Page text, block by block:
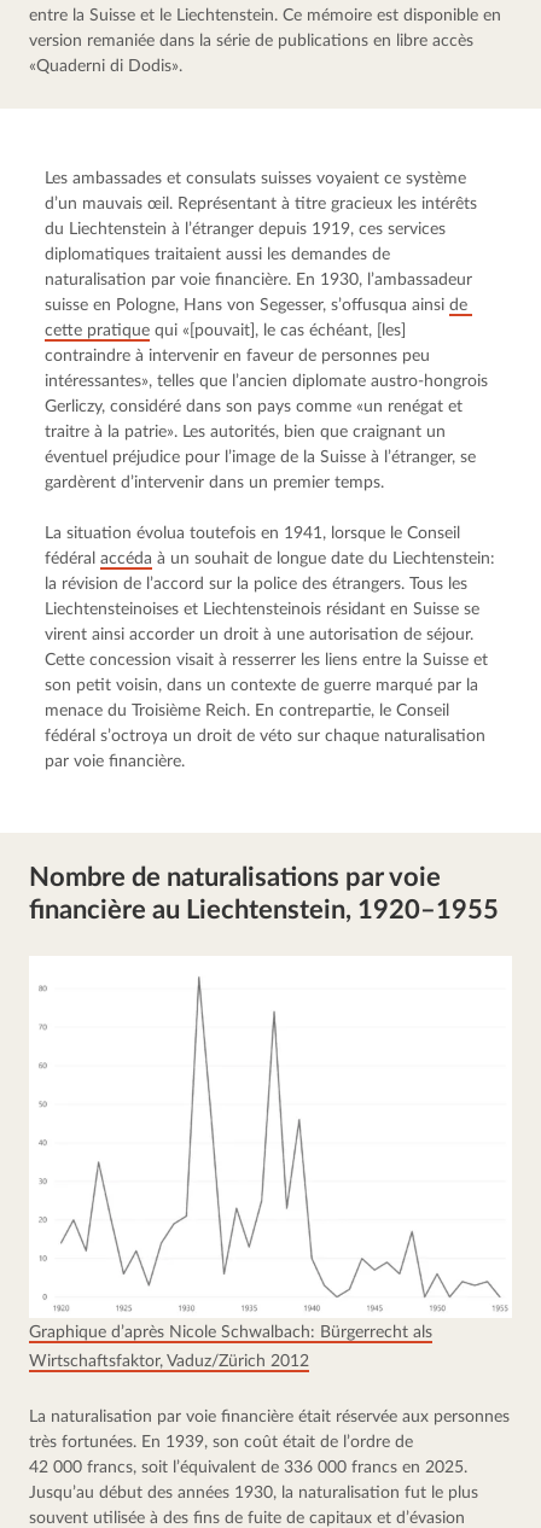
entre la Suisse et le Liechtenstein. Ce mémoire est disponible en
version remaniée dans la série de publications en libre accès
«Quaderni di Dodis».
Les ambassades et consulats suisses voyaient ce système
d’un mauvais œil. Représentant à titre gracieux les intérêts
du Liechtenstein à l’étranger depuis 1919, ces services
diplomatiques traitaient aussi les demandes de
naturalisation par voie financière. En 1930, l’ambassadeur
suisse en Pologne, Hans von Segesser, s’offusqua ainsi de
cette pratique qui «[pouvait], le cas échéant, [les]
contraindre à intervenir en faveur de personnes peu
intéressantes», telles que l’ancien diplomate austro-hongrois
Gerliczy, considéré dans son pays comme «un renégat et
traitre à la patrie». Les autorités, bien que craignant un
éventuel préjudice pour l’image de la Suisse à l’étranger, se
gardèrent d’intervenir dans un premier temps.
La situation évolua toutefois en 1941, lorsque le Conseil
fédéral accéda à un souhait de longue date du Liechtenstein:
la révision de l’accord sur la police des étrangers. Tous les
Liechtensteinoises et Liechtensteinois résidant en Suisse se
virent ainsi accorder un droit à une autorisation de séjour.
Cette concession visait à resserrer les liens entre la Suisse et
son petit voisin, dans un contexte de guerre marqué par la
menace du Troisième Reich. En contrepartie, le Conseil
fédéral s’octroya un droit de véto sur chaque naturalisation
par voie financière.
Nombre de naturalisations par voie
financière au Liechtenstein, 1920–1955
Graphique d’après Nicole Schwalbach: Bürgerrecht als
Wirtschaftsfaktor, Vaduz/Zürich 2012
La naturalisation par voie financière était réservée aux personnes
très fortunées. En 1939, son coût était de l’ordre de
42 000 francs, soit l’équivalent de 336 000 francs en 2025.
Jusqu’au début des années 1930, la naturalisation fut le plus
souvent utilisée à des fins de fuite de capitaux et d’évasion